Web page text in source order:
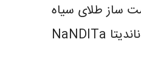
ساز طلای سیاه